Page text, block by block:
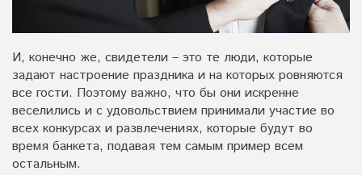
И, конечно же, свидетели – это те люди, которые
задают настроение праздника и на которых ровняются
все гости. Поэтому важно, что бы они искренне
веселились и с удовольствием принимали участие во
всех конкурсах и развлечениях, которые будут во
время банкета, подавая тем самым пример всем
остальным.